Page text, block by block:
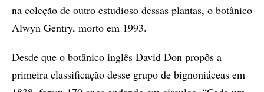
na coleção de outro estudioso dessas plantas, o botânico
Alwyn Gentry, morto em 1993.
Desde que o botânico inglês David Don propôs a
primeira classificação desse grupo de bignoniáceas em